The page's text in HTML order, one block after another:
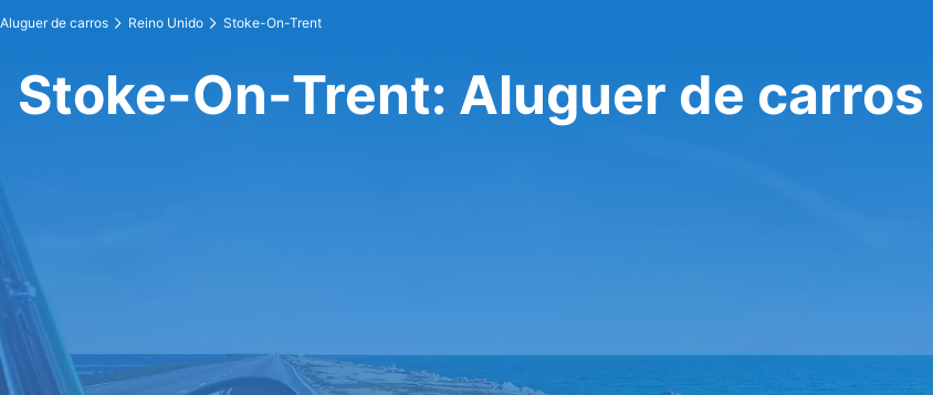
Aluguer de carros Reino Unido Stoke-On-Trent
Stoke-On-Trent: Aluguer de carros